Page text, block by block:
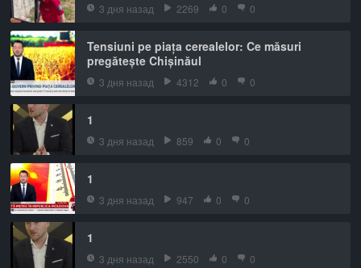
3 дня назад 2269 0 0
Tensiuni pe piața cerealelor: Ce măsuri
pregătește Chișinăul
3 дня назад 4312 0 0
1
3 дня назад 859 0 0
1
3 дня назад 947 0 0
1
3 дня назад 2550 0 0